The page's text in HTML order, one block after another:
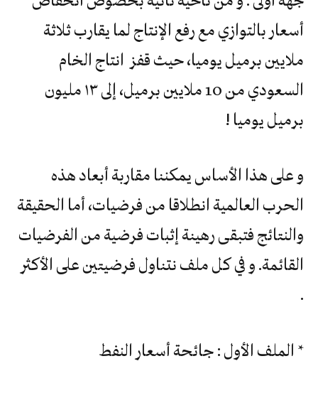
أسعار بالتوازي مع رفع الإنتاج لما يقارب ثلاثة
ملايين برميل يوميا، حيث قفز انتاج الخام
السعودي من 10 ملايين برميل، إلى ١٣ مليون
برميل يوميا !
و على هذا الأساس يمكننا مقاربة أبعاد هذه
الحرب العالمية انطلاقا من فرضيات، أما الحقيقة
والنتائج فتبقى رهينة إثبات فرضية من الفرضيات
القائمة. و في كل ملف نتناول فرضيتين على الأكثر
.
* الملف الأول : جائحة أسعار النفط